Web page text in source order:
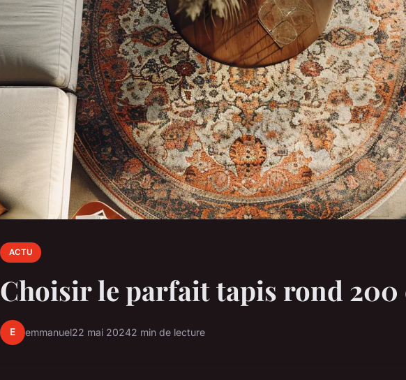
ACTU
Choisir le parfait tapis rond 200
E emmanuel22 mai 20242 min de lecture